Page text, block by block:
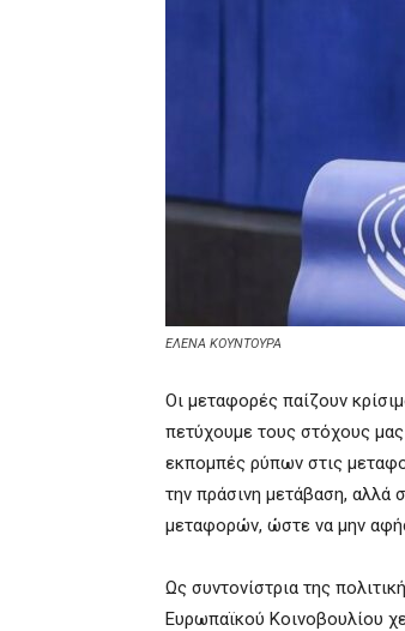
ΕΛΕΝΑ ΚΟΥΝΤΟΥΡΑ
Οι μεταφορές παίζουν
πετύχουμε τους στόχους
εκπομπές ρύπων στις
την πράσινη μετάβαση, αλλά
μεταφορών, ώστε να μην
Ως συντονίστρια της
Ευρωπαϊκού Κοινοβουλίου